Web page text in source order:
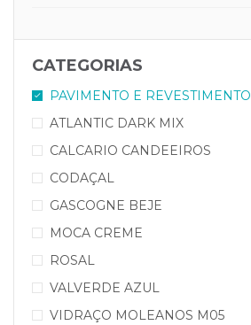
CATEGORIAS
PAVIMENTO E REVESTIMENTO
ATLANTIC DARK MIX
CALCARIO CANDEEIROS
CODAÇAL
GASCOGNE BEJE
MOCA CREME
ROSAL
VALVERDE AZUL
VIDRAÇO MOLEANOS M05